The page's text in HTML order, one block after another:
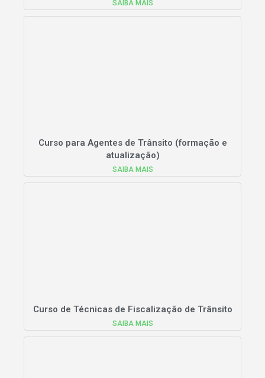
SAIBA MAIS
Curso para Agentes de Trânsito (formação e
atualização)
SAIBA MAIS
Curso de Técnicas de Fiscalização de Trânsito
SAIBA MAIS